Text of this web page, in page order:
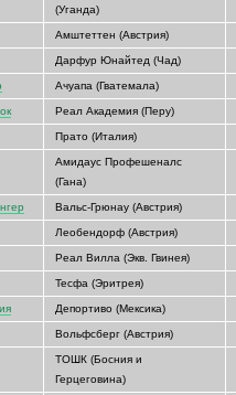
(Уганда)
Амштеттен (Австрия)
Дарфур Юнайтед (Чад)
Ачуапа (Гватемала)
Реал Академия (Перу)
Прато (Италия)
Амидаус Профешеналс
(Гана)
Вальс-Грюнау (Австрия)
Леобендорф (Австрия)
Реал Вилла (Экв. Гвинея)
Тесфа (Эритрея)
Депортиво (Мексика)
Вольфсберг (Австрия)
ТОШК (Босния и
Герцеговина)